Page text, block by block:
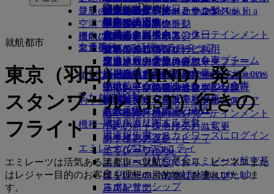
ートの手配 Opens an external link in a
new tab
ドバイ・コネクト
交通手段
空港送迎の予約
レンタカー予約
提携航空会社
空港駐車場空港駐車場 Opens an
external link in a new tab
フライト状況
エミレーツ・ターミナル3
ターミナル間の移動
空港送迎の予約
シャトルバス・サービス
ice TV Live
機内Wi-Fi
お子様向け機内エンターテインメント
お食事
ファーストクラスのお食事
ビジネスクラスのお食事
プレミアム・エコノミーのお食事
エコノミークラスのお食事
お飲み物
機種一覧
ボーイング777
エミレーツA380
エミレーツA350
エミレーツ・エグゼクティブ
座席配置図
ビジネスクラス・ラウンジ
世界各地のラウンジ
パートナーラウンジ
有料でのラウンジのご利用
マルハバ・ラウンジ
エミレーツでショッピング
エミレーツ免税品コレクション
エミレーツ・オフィシャル・ストア
チャイルドシートとかご型ベッド
空港で
機内にて
お子様連れのご旅行
幼児連れのご旅行
幼児の手荷物許容量
子供および幼児のお食事
お子様の楽しみ
お子様向け機内エンターテインメント
小さいお子様向けのおもちゃ
お子様のアクティビティ
安全
財務の透明性
責任あるビジネス
エミレーツで活躍するスタッフ
エミレーツのリーダーシップチーム
採用採用 Opens an external link in a new
tab
私たちの地球
サステナビリティの実践
環境保護に関する方針
環境報告書
エミレーツのコミュニティ
エミレーツ航空基金エミレーツ航空基
金 Opens an external link in a new tab
スポンサーシップ
最新の目的地
ヘルシンキ
杭州
ダナン
深圳
シェムリアップ
Outdoor Dining
歴史と文化の休日
都市での滞在
食通のお客様向けの休日
マイルのご利用
マイルの申請
マイルを購入する
マイルのご獲得
スカイワーズ・スカイサーファー
Skywards ExclusivesSkywards Exclusives
Opens an external link in a new tab
提携会社
スカイワーズ鉄道
マイルカリキュレータ
エミレーツ・スカイワーズにログイン
スカイワーズ+
よくある質問
ート
ドバイ・コネクト
運航の変更
最近の渡航情報
フライトの状況の確認
特別なお手伝い
エミレーツのアクセシブルな旅行
特別支援サービスとリクエスト
特別支援サービスとリクエスト
手荷物と遺失物
旅行の準備
空港で
エミレーツ・スカイワーズ
エミレーツ・ビジネスリワーズ
エミレーツの機内体験
ツールとリソース
モバイルとEmiratesアプリ
予約のキャンセルまたは変更
フライトの遅延
エミレーツについて
就航都市
東京（羽田）（ HND）発イ
スタンブール（IST）行きの
フライト
エミレーツは活気ある諸都市へ就航しており、ビジネスまた
はレジャー目的のお客様を理想の目的地にお連れいたしま
す。